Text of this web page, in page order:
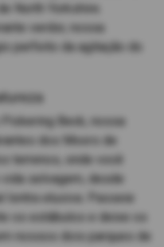
North Yorkshire.
verdor, nossa
perfeito da agitação do
Beck, nossa
dos Moors de
terrenos, onde você
selvagem, desde
lontra elusiva. Passeie
os estábulos e deixe os
nossos dois parques de